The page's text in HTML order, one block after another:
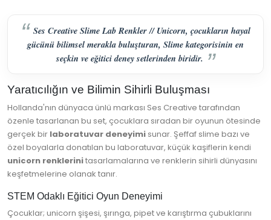
Ses Creative Slime Lab Renkler // Unicorn, çocukların hayal
gücünü bilimsel merakla buluşturan, Slime kategorisinin en
seçkin ve eğitici deney setlerinden biridir.
Yaratıcılığın ve Bilimin Sihirli Buluşması
Hollanda'nın dünyaca ünlü markası Ses Creative tarafından
özenle tasarlanan bu set, çocuklara sıradan bir oyunun ötesinde
gerçek bir laboratuvar deneyimi sunar. Şeffaf slime bazı ve
özel boyalarla donatılan bu laboratuvar, küçük kaşiflerin kendi
unicorn renklerinitasarlamalarına ve renklerin sihirli dünyasını
keşfetmelerine olanak tanır.
STEM Odaklı Eğitici Oyun Deneyimi
Çocuklar; unicorn şişesi, şırınga, pipet ve karıştırma çubuklarını